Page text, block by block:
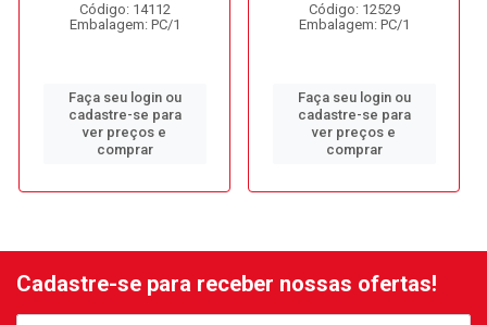
Código: 14112
Embalagem: PC/1
Faça seu login ou
cadastre-se para
ver preços e
comprar
Código: 12529
Embalagem: PC/1
Faça seu login ou
cadastre-se para
ver preços e
comprar
Cadastre-se para receber nossas ofertas!